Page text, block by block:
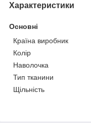
Характеристики
Основні
Країна виробник
Колір
Наволочка
Тип тканини
Щільність